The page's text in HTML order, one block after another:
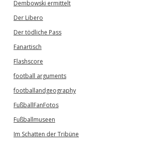
Dembowski ermittelt
Der Libero
Der tödliche Pass
Fanartisch
Flashscore
football arguments
footballandgeography
FußballFanFotos
Fußballmuseen
Im Schatten der Tribüne